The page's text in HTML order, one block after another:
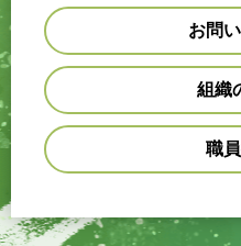
お問
組織
職